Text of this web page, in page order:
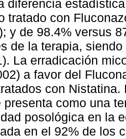
diferencia
tratado con
y de 98.4% versus
de la terapia,
La erradicación
a favor del
con
presenta como una
posológica en la
en el 92% de los